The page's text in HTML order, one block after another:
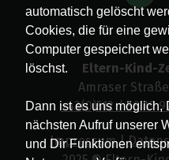
automatisch gelöscht
Cookies, die für eine
Computer gespeichert
löschst.
Dann ist es uns möglich,
nächsten Aufruf unserer
und Dir Funktionen
Eltern-Kind-
Amraser
+43(0)512 / 58 19
Impressum|